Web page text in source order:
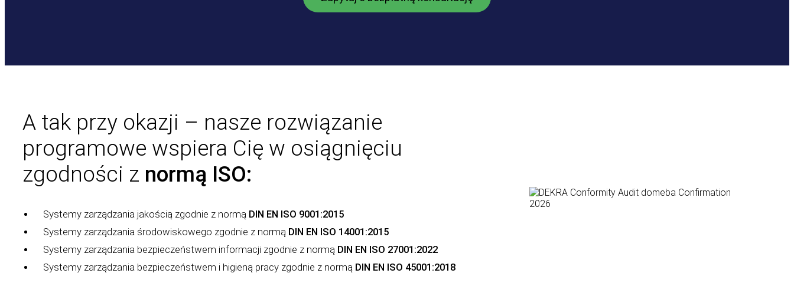
A tak przy okazji – nasze rozwiązanie
programowe wspiera Cię w osiągnięciu
zgodności z normą ISO:
Systemy zarządzania jakością zgodnie z normą DIN EN ISO 9001:2015
Systemy zarządzania środowiskowego zgodnie z normą DIN EN ISO 14001:2015
Systemy zarządzania bezpieczeństwem informacji zgodnie z normą DIN EN ISO 27001:2022
Systemy zarządzania bezpieczeństwem i higieną pracy zgodnie z normą DIN EN ISO 45001:2018